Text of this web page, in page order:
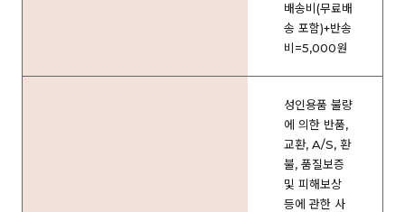
배송비(무료배
송 포함)+반송
비=5,000원
성인용품 불량
에 의한 반품,
교환, A/S, 환
불, 품질보증
및 피해보상
등에 관한 사